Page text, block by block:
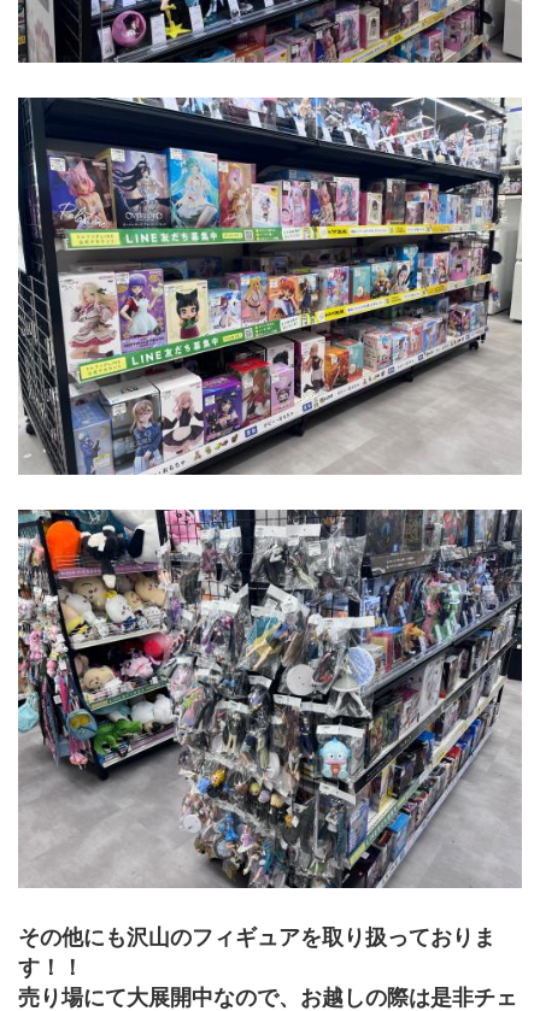
その他にも沢山のフィギュアを取り扱っておりま
す！！
売り場にて大展開中なので、お越しの際は是非チェ